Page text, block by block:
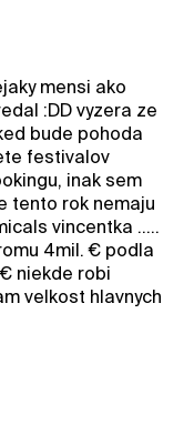
mensi ako
:DD vyzera ze
bude pohoda
festivalov
inak sem
tento rok nemaju
vincentka .....
4mil. € podla
niekde robi
velkost hlavnych